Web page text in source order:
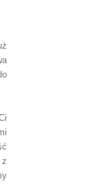
z